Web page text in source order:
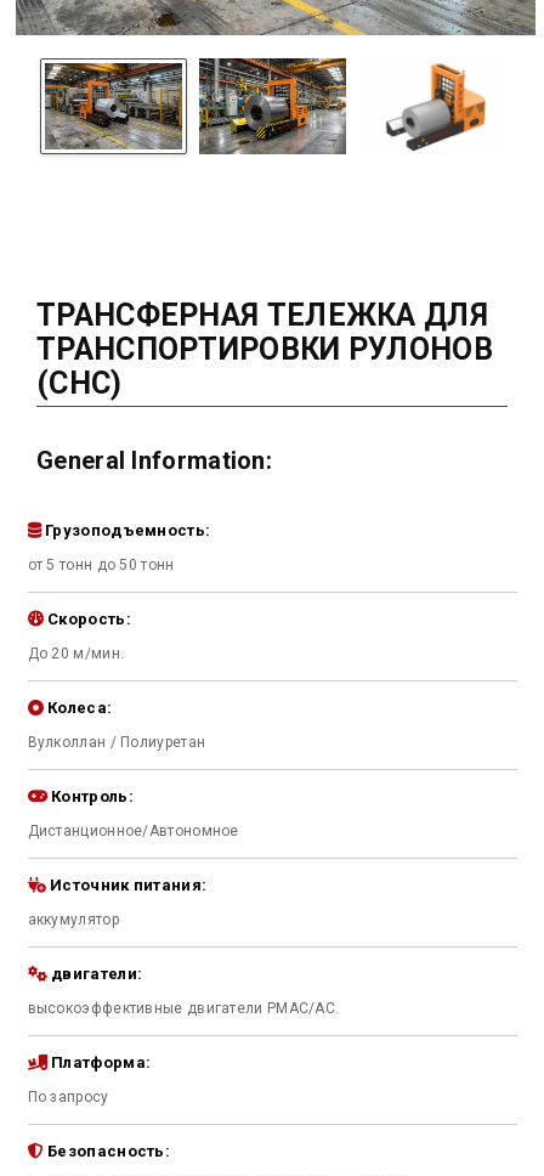
ТРАНСФЕРНАЯ ТЕЛЕЖКА ДЛЯ
ТРАНСПОРТИРОВКИ РУЛОНОВ
(CHC)
General Information:
Грузоподъемность:
от 5 тонн до 50 тонн
Скорость:
До 20 м/мин.
Колеса:
Вулколлан / Полиуретан
Контроль:
Дистанционное/Автономное
Источник питания:
аккумулятор
двигатели:
высокоэффективные двигатели PMAC/AC.
Платформа:
По запросу
Безопасность: